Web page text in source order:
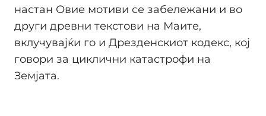
настан Овие мотиви се забележани и во
други древни текстови на Маите,
вклучувајќи го и Дрезденскиот кодекс, кој
говори за циклични катастрофи на
Земјата.